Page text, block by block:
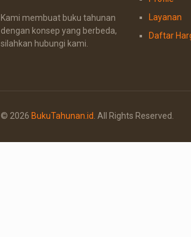
Kami membuat buku tahunan
dengan konsep yang berbeda,
silahkan hubungi kami.
Layanan
Daftar
© 2026 BukuTahunan.id . All Rights Reserved.